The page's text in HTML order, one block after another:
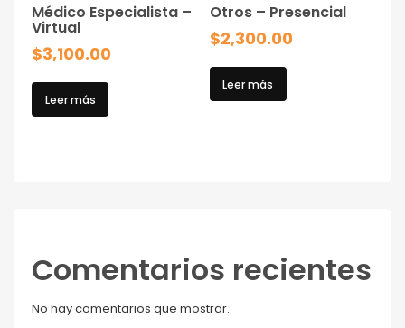
Médico Especialista –
Virtual
$3,100.00
Leer más
Otros – Presencial
$2,300.00
Leer más
Comentarios recientes
No hay comentarios que mostrar.